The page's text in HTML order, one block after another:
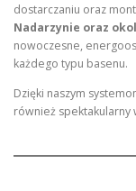
dostarczaniu oraz
Nadarzynie oraz
nowoczesne,
każdego typu basenu.
Dzięki naszym
również spektakularny